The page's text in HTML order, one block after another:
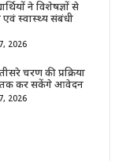
ने विशेषज्ञों से
स्वास्थ्य संबंधी
2026
चरण की प्रक्रिया
कर सकेंगे आवेदन
2026